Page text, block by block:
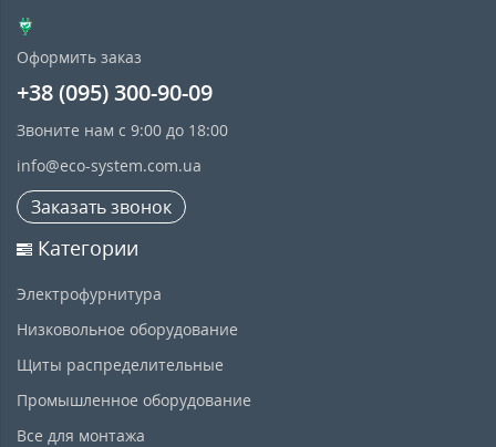
Оформить заказ
+38 (095) 300-90-09
Звоните нам с 9:00 до 18:00
info@eco-system.com.ua
Заказать звонок
Категории
Электрофурнитура
Низковольное оборудование
Щиты распределительные
Промышленное оборудование
Все для монтажа